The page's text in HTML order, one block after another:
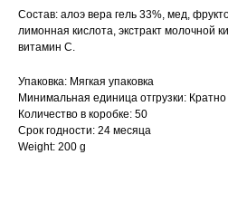
Состав: алоэ вера гель 33%, мед,
лимонная кислота, экстракт молочной
витамин C.
Упаковка: Мягкая упаковка
Минимальная единица отгрузки: Кратно
Количество в коробке: 50
Срок годности: 24 месяца
Weight: 200 g